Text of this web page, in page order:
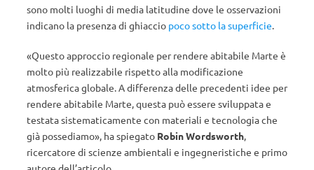
sono molti luoghi di media latitudine dove le osservazioni
indicano la presenza di ghiaccio poco sotto la superficie.
«Questo approccio regionale per rendere abitabile Marte è
molto più realizzabile rispetto alla modificazione
atmosferica globale. A differenza delle precedenti idee per
rendere abitabile Marte, questa può essere sviluppata e
testata sistematicamente con materiali e tecnologia che
già possediamo», ha spiegato Robin Wordsworth,
ricercatore di scienze ambientali e ingegneristiche e primo